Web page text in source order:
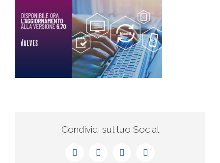
Condividi sul tuo Social